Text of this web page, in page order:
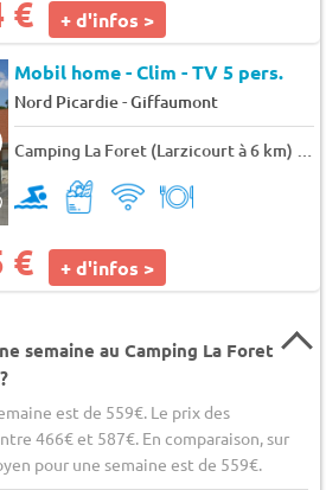
€ + d'infos >
Mobil home - Clim - TV 5 pers.
Nord Picardie-Giffaumont
Camping La Foret (Larzicourt à 6 km)
€ + d'infos >
semaine au Camping La Foret
est de 559€. Le prix des
466€ et 587€. En comparaison, sur
pour une semaine est de 559€.